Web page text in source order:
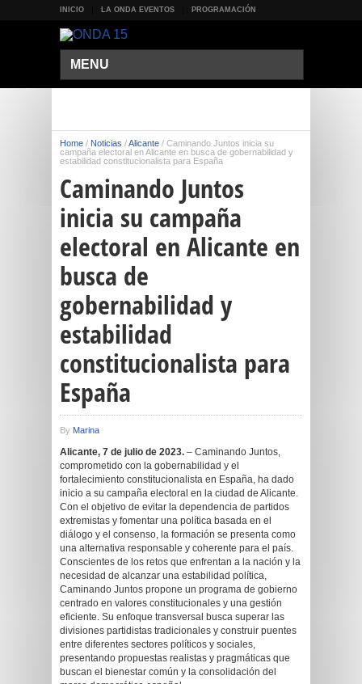
INICIO LA ONDA EVENTOS PROGRAMACIÓN
MENU
Home / Noticias /Alicante / Caminando Juntos inicia su
campaña electoral en Alicante en busca de gobernabilidad y
estabilidad constitucionalista para España
Caminando Juntos
inicia su campaña
electoral en Alicante en
busca de
gobernabilidad y
estabilidad
constitucionalista para
España
By Marina
Alicante, 7 de julio de 2023. – Caminando Juntos,
comprometido con la gobernabilidad y el
fortalecimiento constitucionalista en España, ha dado
inicio a su campaña electoral en la ciudad de Alicante.
Con el objetivo de evitar la dependencia de partidos
extremistas y fomentar una política basada en el
diálogo y el consenso, la formación se presenta como
una alternativa responsable y coherente para el país.
Conscientes de los retos que enfrentan a la nación y la
necesidad de alcanzar una estabilidad política,
Caminando Juntos propone un programa de gobierno
centrado en valores constitucionales y una gestión
eficiente. Su enfoque transversal busca superar las
divisiones partidistas tradicionales y construir puentes
entre diferentes sectores políticos y sociales,
presentando propuestas realistas y pragmáticas que
buscan el bienestar común y la consolidación del